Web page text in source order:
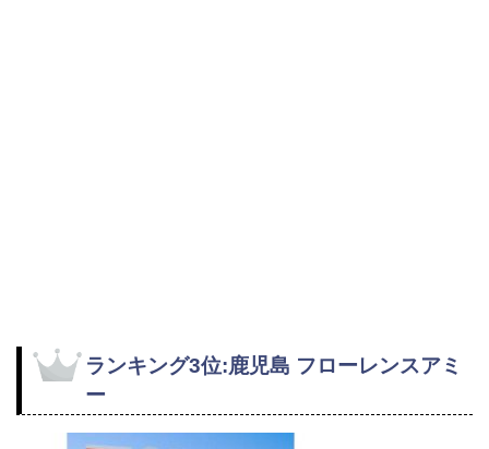
ランキング3位:鹿児島 フローレンスアミ
ー